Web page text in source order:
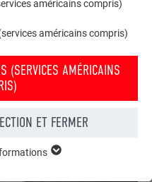
du projet, du soin
américains compris)
américains compris)
(SERVICES AMÉRICAINS
ET FERMER